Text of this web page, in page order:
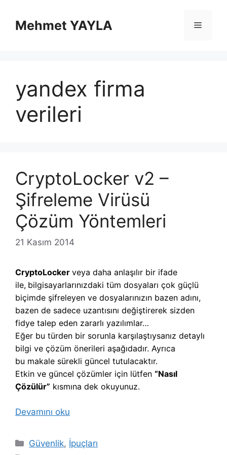
Mehmet YAYLA Menü
yandex firma
verileri
CryptoLocker v2 –
Şifreleme Virüsü
Çözüm Yöntemleri
21 Kasım 2014
CryptoLocker veya daha anlaşılır bir ifade
ile, bilgisayarlarınızdaki tüm dosyaları çok güçlü
biçimde şifreleyen ve dosyalarınızın bazen adını,
bazen de sadece uzantısını değiştirerek sizden
fidye talep eden zararlı yazılımlar…
Eğer bu türden bir sorunla karşılaştıysanız detaylı
bilgi ve çözüm önerileri aşağıdadır. Ayrıca
bu makale sürekli güncel tutulacaktır.
Etkin ve güncel çözümler için lütfen “Nasıl
Çözülür” kısmına dek okuyunuz.
Devamını oku
Kategoriler
Güvenlik, İpuçları